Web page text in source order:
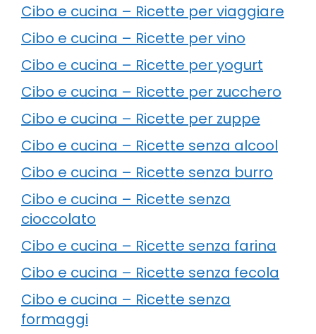
Cibo e cucina – Ricette per viaggiare
Cibo e cucina – Ricette per vino
Cibo e cucina – Ricette per yogurt
Cibo e cucina – Ricette per zucchero
Cibo e cucina – Ricette per zuppe
Cibo e cucina – Ricette senza alcool
Cibo e cucina – Ricette senza burro
Cibo e cucina – Ricette senza
cioccolato
Cibo e cucina – Ricette senza farina
Cibo e cucina – Ricette senza fecola
Cibo e cucina – Ricette senza
formaggi